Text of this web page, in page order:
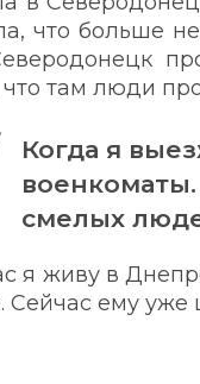
что больше
там люди
Когда я
смелых
я живу в
Сейчас ему уже